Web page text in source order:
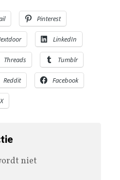
Pinterest
LinkedIn
Threads Tumblr
Reddit Facebook
X
niet